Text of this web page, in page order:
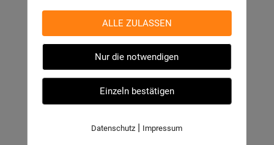
Aus­blick: What’s next?
Mit dem, was ich im Moment mache, bin ich
echt zufrie­den. Ich könn­te immer noch über
die Holz-Hack­schnit­zel-Anla­ge in Klein-Ost­
heim schrei­ben, aber ihr zusätz­lich auch
Reich­wei­te besche­ren.
Aber seit ein, zwei Jah­ren habe ich in mei­nem
ALLE ZULASSEN
Nur die notwendigen
Einzeln bestätigen
Datenschutz | Impressum